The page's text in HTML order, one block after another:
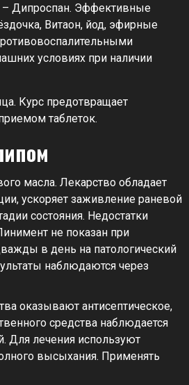
– Дипроспан. Эффективные
Витаон, йод, эфирные
условиях при наличии
Курс предотвращает
таблеток.
масла. Лекарство обладает
ускоряет заживление раневой
состояния. Недостатки
не показан при
в день на патологический
наблюдаются через
оказывают антисептическое,
средства наблюдается
Для лечения используют
высыхания. Применять